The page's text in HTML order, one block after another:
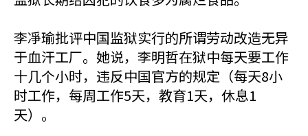
李凈瑜批评中国监狱实行的所谓劳动改造无异
于血汗工厂。她说，李明哲在狱中每天要工作
十几个小时，违反中国官方的规定（每天8小
时工作，每周工作5天，教育1天，休息1
天）。